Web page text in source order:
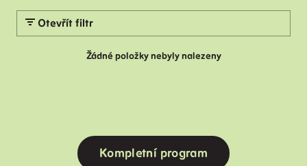
Otevřít filtr
Žádné položky nebyly nalezeny
Kompletní program